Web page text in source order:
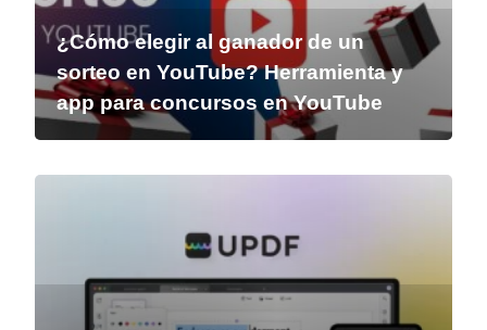
¿Cómo elegir al ganador de un
sorteo en YouTube? Herramienta y
app para concursos en YouTube